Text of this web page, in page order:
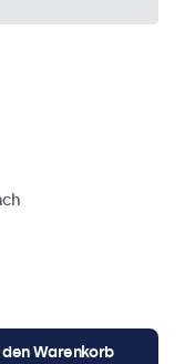
den Warenkorb